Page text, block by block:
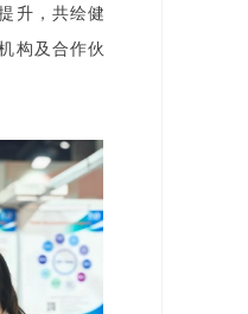
升，共绘健
构及合作伙